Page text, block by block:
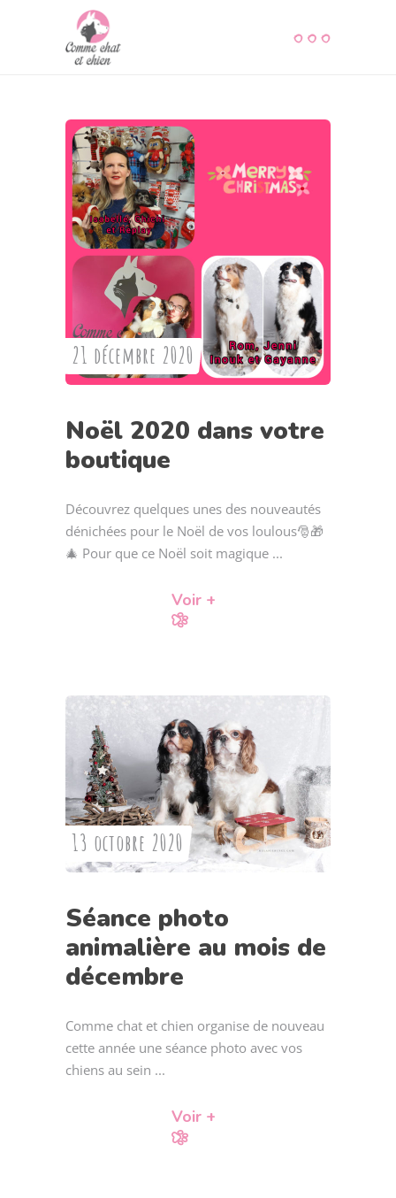
21 décembre 2020
Noël 2020 dans votre
boutique
Découvrez quelques unes des nouveautés
dénichées pour le Noël de vos loulous🎅🎁
🎄 Pour que ce Noël soit magique
Voir +
13 octobre 2020
Séance photo
animalière au mois de
décembre
Comme chat et chien organise de nouveau
cette année une séance photo avec vos
chiens au sein
Voir +